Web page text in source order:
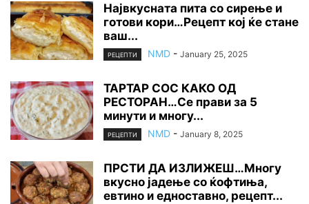
Највкусната пита со сирење и
готови кори…Рецепт кој ќе стане
ваш...
РЕЦЕПТИ NMD - January 25, 2025
ТАРТАР СОС КАКО ОД
РЕСТОРАН…Се прави за 5
минути и многу...
РЕЦЕПТИ NMD - January 8, 2025
ПРСТИ ДА ИЗЛИЖЕШ…Многу
вкусно јадење со ќофтиња,
евтино и едноставно, рецепт...